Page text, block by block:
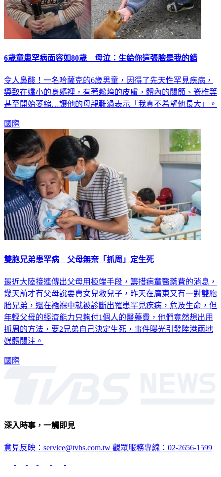
6歲童患罕病面容如80歲 母泣：生給你這張臉是我的錯
令人鼻酸！一名哈薩克的6歲男童，因得了先天性罕見疾病，
導致在嬌小的身軀裡，有著鬆垮的皮膚，體內的關節、脊椎等
甚至開始萎縮…讓他的母親難過表示「我真不希望他長大」。
國際
雙胞兄弟患罕病 父母無奈「抓周」定生死
最近大陸接連傳出父母用極端手段，籌措病童醫藥費的消息，
幾天前才有父母說要賣女兒救兒子，昨天在廣東又有一對雙胞
胎兄弟，還在襁褓中就被診斷出罹患罕見疾病，危及生命，但
年輕父母的經濟能力只夠付1個人的醫藥費，他們竟然想出用
抓周的方法，要2兄弟自己決定生死，事件曝光引發陸港兩地
媒體關注。
國際
深入時事，一觸即見
意見反映：service@tvbs.com.tw 觀眾服務專線：02-2656-1599